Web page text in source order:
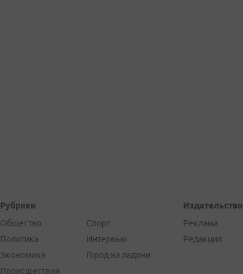
Рубрики
Общество
Политика
Экономика
Происшествия
Спорт
Интервью
Город на ладони
Издательство
Реклама
Редакция